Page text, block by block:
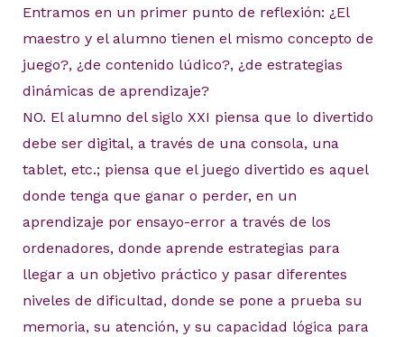
Entramos en un primer punto de reflexión: ¿El
maestro y el alumno tienen el mismo concepto de
juego?, ¿de contenido lúdico?, ¿de estrategias
dinámicas de aprendizaje?
NO. El alumno del siglo XXI piensa que lo divertido
debe ser digital, a través de una consola, una
tablet, etc.; piensa que el juego divertido es aquel
donde tenga que ganar o perder, en un
aprendizaje por ensayo-error a través de los
ordenadores, donde aprende estrategias para
llegar a un objetivo práctico y pasar diferentes
niveles de dificultad, donde se pone a prueba su
memoria, su atención, y su capacidad lógica para